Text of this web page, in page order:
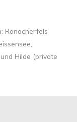
Ronacherfels
Hilde (private